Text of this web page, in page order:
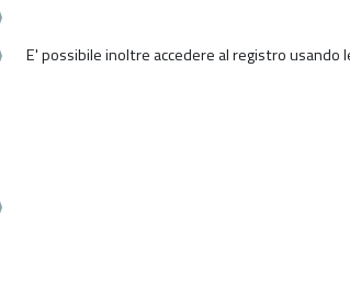
E' possibile inoltre accedere al registro usando